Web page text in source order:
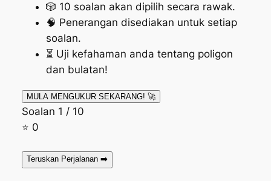
🎲 10 soalan akan dipilih secara rawak.
🧠 Penerangan disediakan untuk setiap
soalan.
⏳Uji kefahaman anda tentang poligon
dan bulatan!
MULA MENGUKUR SEKARANG! 🚀
Soalan 1 / 10
⭐ 0
Teruskan Perjalanan ➡️